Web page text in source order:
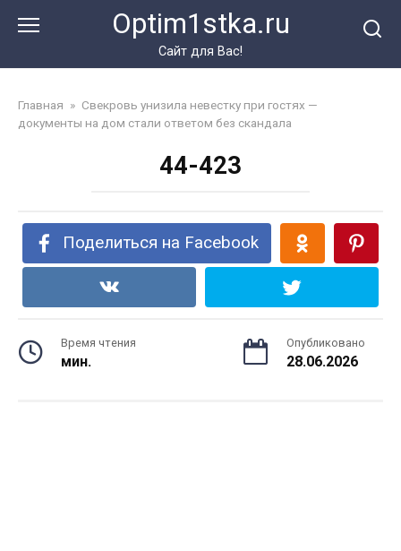
Optim1stka.ru
Сайт для Вас!
Главная » Свекровь унизила невестку при гостях —
документы на дом стали ответом без скандала
44-423
Поделиться на Facebook
Время чтения
мин.
Опубликовано
28.06.2026